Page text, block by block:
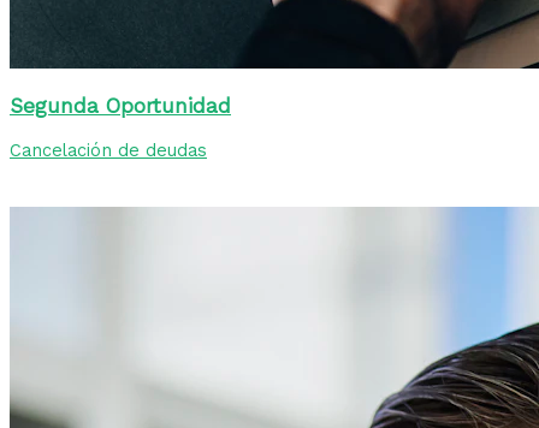
Segunda Oportunidad
Cancelación de deudas